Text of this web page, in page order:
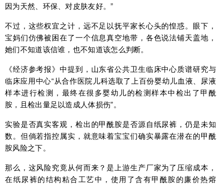
因为天然、环保、对皮肤友好。”
不过，这些权宜之计，远不足以抚平家长心头的惶惑。眼下，
宝妈们仿佛被困在了一个信息真空地带，各色说法铺天盖地，
她们不知道该信谁，也不知道该怎么判断。
《经济参考报》中提到，山东省公共卫生临床中心质谱研究与
临床应用中心“从合作医院儿科选取了上百份婴幼儿血液、尿液
样本进行检测，最终在很多婴幼儿的检测样本中检出了甲酰
胺，且检出量足以造成人体损伤”。
实验是否真实客观，检出的甲酰胺是否源自纸尿裤，仍是未知
数。但倘若指控属实，就意味着宝宝们确实暴露在潜在的甲酰
胺风险之下。
那么，这风险究竟从何而来？是上游生产厂家为了压缩成本，
在纸尿裤的结构粘合工艺中，使用了含有甲酰胺的廉价热熔